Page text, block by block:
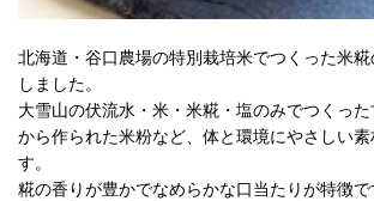
北海道・谷口農場の特別栽培米でつくった米
しました。
大雪山の伏流水・米・米糀・塩のみでつくっ
から作られた米粉など、体と環境にやさしい
す。
糀の香りが豊かでなめらかな口当たりが特徴で